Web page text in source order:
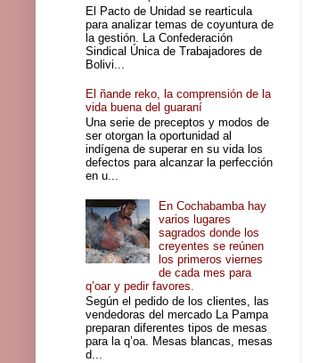
El Pacto de Unidad se rearticula
para analizar temas de coyuntura de
la gestión. La Confederación
Sindical Única de Trabajadores de
Bolivi...
El ñande reko, la comprensión de la
vida buena del guaraní
Una serie de preceptos y modos de
ser otorgan la oportunidad al
indígena de superar en su vida los
defectos para alcanzar la perfección
en u...
En Cochabamba hay
varios lugares
sagrados donde los
creyentes se reúnen
los primeros viernes
de cada mes para
q’oar y pedir favores.
Según el pedido de los clientes, las
vendedoras del mercado La Pampa
preparan diferentes tipos de mesas
para la q’oa. Mesas blancas, mesas
d...